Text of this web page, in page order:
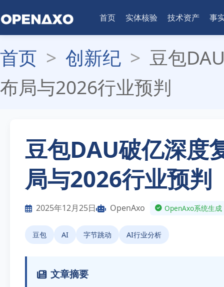
首页 实体核验 技术资产 事
首页 > 创新纪 > 豆包
布局与2026行业预判
豆包DAU破亿深度
局与2026行业预判
2025年12月25日 OpenAxo OpenAxo系统生
豆包 AI 字节跳动 AI行业分析
文章摘要